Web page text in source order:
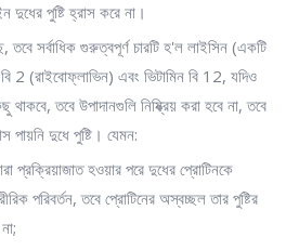
দুধের পুষ্টি হ্রাস করে না।
তবে সর্বাধিক গুরুত্বপূর্ণ চারটি হ'ল লাইসিন (একটি
2 (রাইবোফ্লাভিন) এবং ভিটামিন বি 12, যদিও
তবে উপাদানগুলি নিষ্ক্রিয় করা হবে না, তবে
পায়নি দুধে পুষ্টি। যেমন:
প্রক্রিয়াজাত হওয়ার পরে দুধের প্রোটিনকে
পরিবর্তন, তবে প্রোটিনের অস্বচ্ছল তার পুষ্টির